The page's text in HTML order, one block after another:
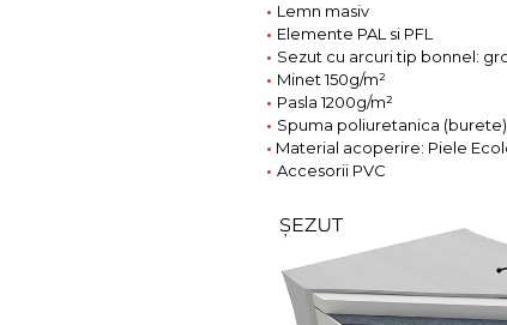
• Lemn masiv
• Elemente PAL si PFL
• Sezut cu arcuri tip bonnel:
• Minet 150g/m²
• Pasla 1200g/m²
• Spuma poliuretanica (burete)
• Material acoperire: Piele
• Accesorii PVC